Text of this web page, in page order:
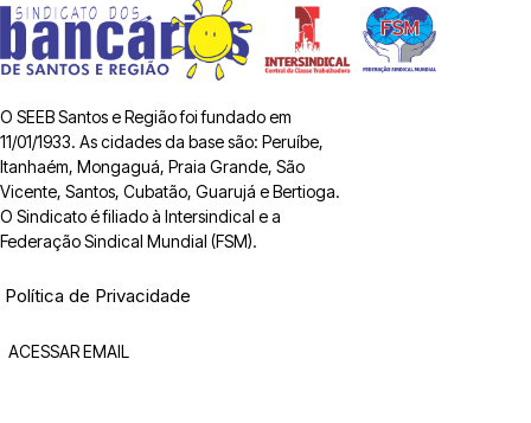
O SEEB Santos e Região foi fundado em
11/01/1933. As cidades da base são: Peruíbe,
Itanhaém, Mongaguá, Praia Grande, São
Vicente, Santos, Cubatão, Guarujá e Bertioga.
O Sindicato é filiado à Intersindical e a
Federação Sindical Mundial (FSM).
Política de Privacidade
ACESSAR EMAIL